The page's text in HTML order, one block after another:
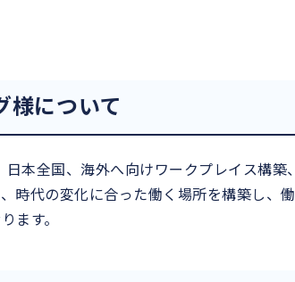
様について
本全国、海外へ向けワークプレイス構築、
時代の変化に合った働く場所を構築し、働
ます。